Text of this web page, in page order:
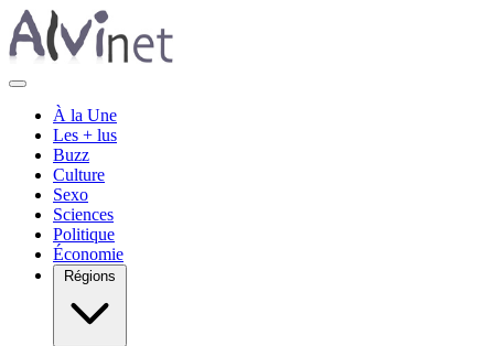
À la Une
Les + lus
Buzz
Culture
Sexo
Sciences
Politique
Économie
Régions